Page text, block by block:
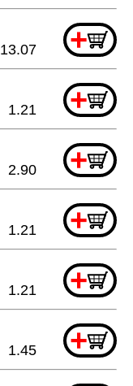
+
13.07
+
1.21
+
2.90
+
1.21
+
1.21
+
1.45